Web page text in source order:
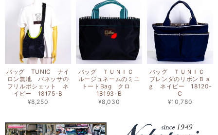
バッグ TUNIC ナイ
ロン無地 バネッサの
フリルポシェット ネ
イビー 18175-B
¥8,250
バッグ ＴＵＮＩＣ
ルージュネームのミニ
トートBag クロ
18193-B
¥8,030
バッグ ＴＵＮＩＣ
ブレンダのリボンＢａ
ｇ ネイビー 18120-
C
¥10,780